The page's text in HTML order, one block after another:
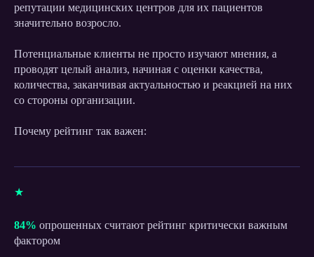
репутации медицинских центров для их пациентов
значительно возросло.
Потенциальные клиенты не просто изучают мнения, а
проводят целый анализ, начиная с оценки качества,
количества, заканчивая актуальностью и реакцией на них
со стороны организации.
Почему рейтинг так важен:
★
84% опрошенных считают рейтинг критически важным
фактором